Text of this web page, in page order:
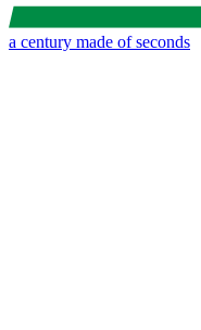
a century made of seconds